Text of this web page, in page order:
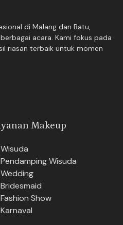
di Malang dan Batu,
acara. Kami fokus pada
riasan terbaik untuk momen
Makeup
Wisuda
Pendamping Wisuda
Wedding
Bridesmaid
Fashion Show
Karnaval